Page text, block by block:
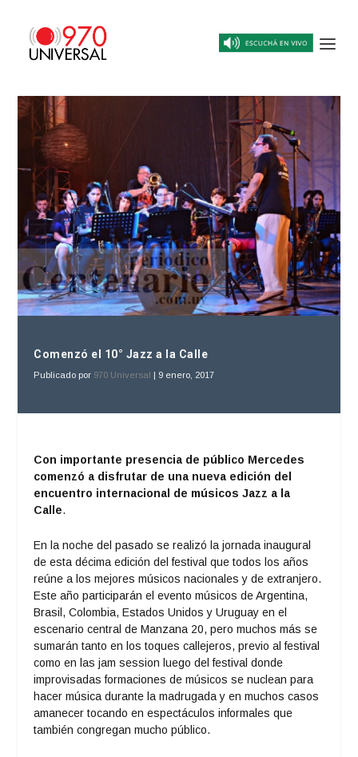
Comenzó el 10° Jazz a la Calle
Publicado por 970 Universal 9 enero, 2017
Con importante presencia de público Mercedes
comenzó a disfrutar de una nueva edición del
encuentro internacional de músicos Jazz a la
Calle.
En la noche del pasado se realizó la jornada inaugural
de esta décima edición del festival que todos los años
reúne a los mejores músicos nacionales y de extranjero.
Este año participarán el evento músicos de Argentina,
Brasil, Colombia, Estados Unidos y Uruguay en el
escenario central de Manzana 20, pero muchos más se
sumarán tanto en los toques callejeros, previo al festival
como en las jam session luego del festival donde
improvisadas formaciones de músicos se nuclean para
hacer música durante la madrugada y en muchos casos
amanecer tocando en espectáculos informales que
también congregan mucho público.